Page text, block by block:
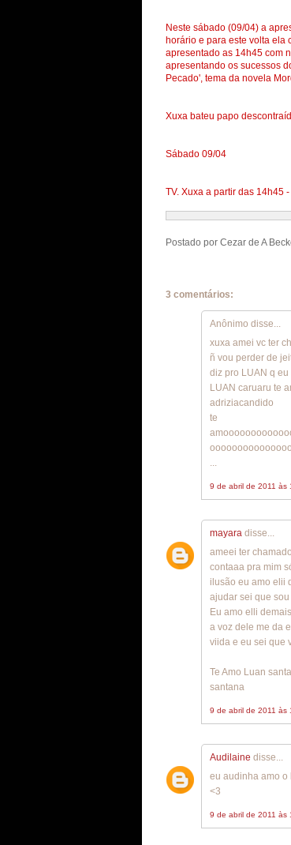
Neste sábado (09/04) a
horário e para este volta ela
apresentado as 14h45 com
apresentando os sucessos
Pecado', tema da novela
Xuxa bateu papo
Sábado 09/04
TV. Xuxa a partir das 14h45
Postado por Cezar de A
3 comentários:
Anônimo disse...
xuxa amei vc ter
ñ vou perder de
diz pro LUAN q
LUAN caruaru te
adriziacandido
te
...
9 de abril de 2011 às
mayara disse...
ameei ter
contaaa pra mim
ilusão eu amo elii
ajudar sei que
Eu amo elli
a voz dele me da
viida e eu sei que
Te Amo Luan
santana
9 de abril de 2011 às
Audilaine disse...
eu audinha amo o
<3
9 de abril de 2011 às